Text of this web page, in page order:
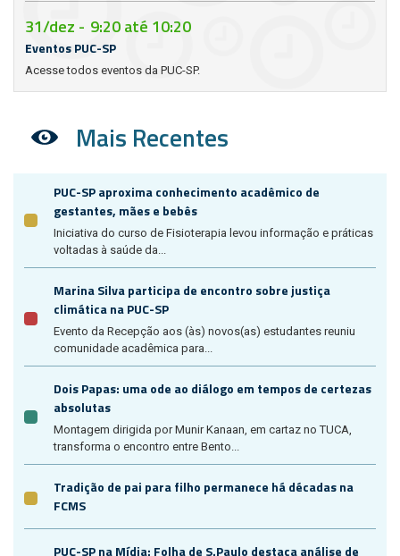
31/dez - 9:20até 10:20
Eventos PUC-SP
Acesse todos eventos da PUC-SP.
Mais Recentes
PUC-SP aproxima conhecimento acadêmico de
gestantes, mães e bebês
Iniciativa do curso de Fisioterapia levou informação e práticas
voltadas à saúde da...
Marina Silva participa de encontro sobre justiça
climática na PUC-SP
Evento da Recepção aos (às) novos(as) estudantes reuniu
comunidade acadêmica para...
Dois Papas: uma ode ao diálogo em tempos de certezas
absolutas
Montagem dirigida por Munir Kanaan, em cartaz no TUCA,
transforma o encontro entre Bento...
Tradição de pai para filho permanece há décadas na
FCMS
PUC-SP na Mídia: Folha de S.Paulo destaca análise de